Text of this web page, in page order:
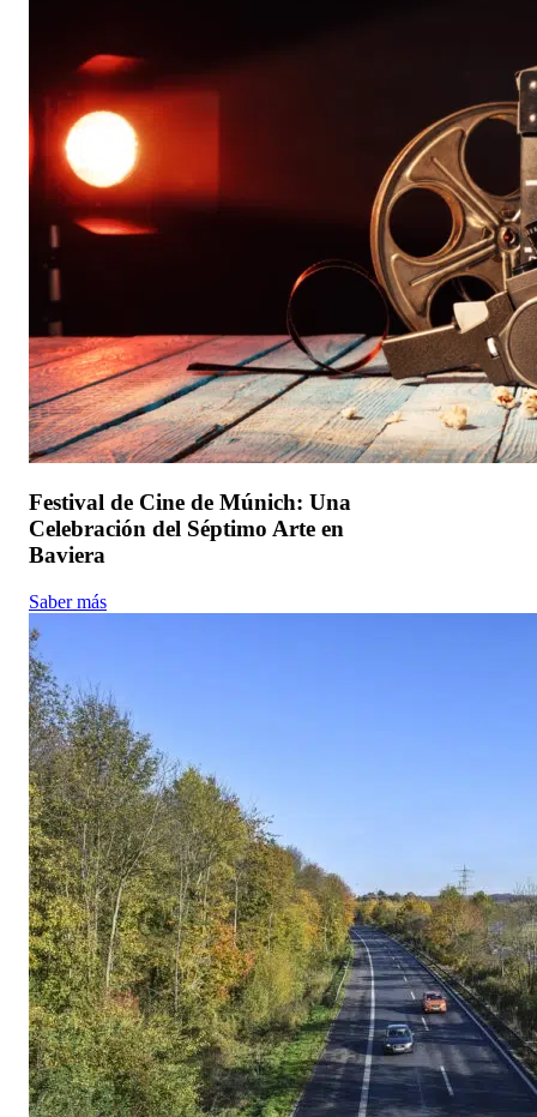
Festival de Cine de Múnich: Una
Celebración del Séptimo Arte en
Baviera
Saber más